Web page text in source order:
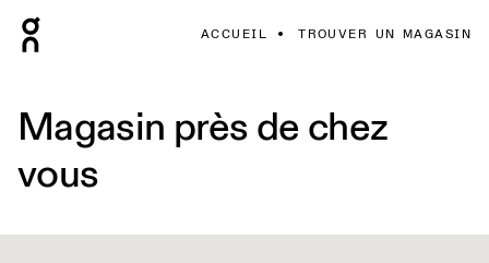
ACCUEIL TROUVER UN MAGASIN
Magasin près de chez
vous